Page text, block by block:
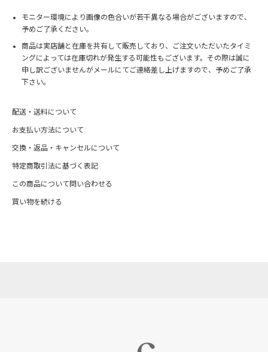
モニター環境により画像の色合いが若干異なる場合がございますので、
予めご了承ください。
商品は実店舗と在庫を共有して販売しており、ご注文いただいたタイミ
ングによっては在庫切れが発生する可能性もございます。その際は誠に
申し訳ございませんがメールにてご連絡差し上げますので、予めご了承
下さい。
配送・送料について
お支払い方法について
交換・返品・キャンセルについて
特定商取引法に基づく表記
この商品について問い合わせる
買い物を続ける